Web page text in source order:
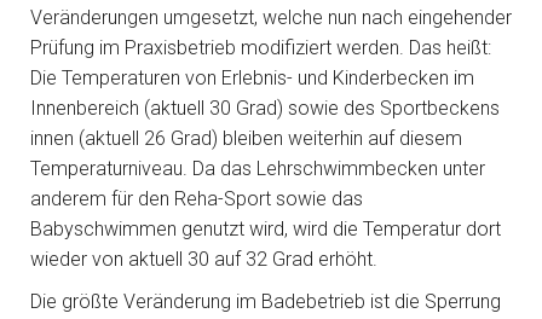
Veränderungen umgesetzt, welche nun nach eingehender
Prüfung im Praxisbetrieb modifiziert werden. Das heißt:
Die Temperaturen von Erlebnis- und Kinderbecken im
Innenbereich (aktuell 30 Grad) sowie des Sportbeckens
innen (aktuell 26 Grad) bleiben weiterhin auf diesem
Temperaturniveau. Da das Lehrschwimmbecken unter
anderem für den Reha-Sport sowie das
Babyschwimmen genutzt wird, wird die Temperatur dort
wieder von aktuell 30 auf 32 Grad erhöht.
Die größte Veränderung im Badebetrieb ist die Sperrung